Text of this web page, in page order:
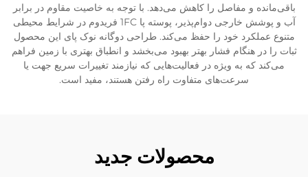
باقی‌مانده و مفاصل را کاهش می‌دهد. با توجه به خاصیت مقاوم در برابر
آب و پوشش خارجی دوام‌پذیر، پوسته پا 1FC فریدوم در شرایط محیطی
متنوع عملکرد خود را حفظ می‌کند. طراحی دوگانه نوک پای این محصول
ثبات را در هنگام فشار بهتر بهبود می‌بخشد و انطباق بهتری با زمین فراهم
می‌کند که به ویژه در فعالیت‌هایی که نیازمند تغییرات سریع جهت یا
سرعت‌های متفاوت راه رفتن هستند، مفید است.
محصولات جدید